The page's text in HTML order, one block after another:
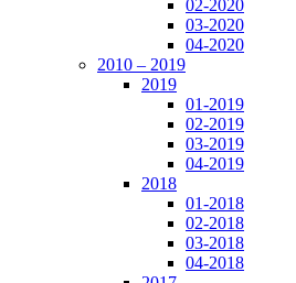
02-2020
03-2020
04-2020
2010 – 2019
2019
01-2019
02-2019
03-2019
04-2019
2018
01-2018
02-2018
03-2018
04-2018